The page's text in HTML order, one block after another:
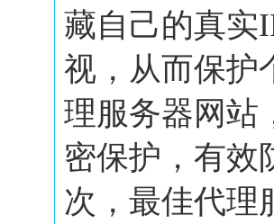
藏自己的真实
视，从而保护
理服务器网站
密保护，有效
次，最佳代理